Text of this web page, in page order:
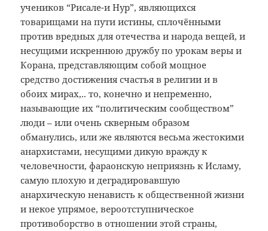
учеников “Рисале-и Нур”, являющихся
товарищами на пути истины, сплочёнными
против вредных для отечества и народа вещей, и
несущими искреннюю дружбу по урокам веры и
Корана, представляющим собой мощное
средство достижения счастья в религии и в
обоих мирах,.. то, конечно и непременно,
называющие их “политическим сообществом”
люди – или очень скверным образом
обманулись, или же являются весьма жестокими
анархистами, несущими дикую вражду к
человечности, фараонскую неприязнь к Исламу,
самую плохую и деградировавшую
анархическую ненависть к общественной жизни
и некое упрямое, вероотступническое
противоборство в отношении этой страны,